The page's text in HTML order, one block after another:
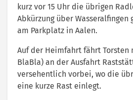
kurz vor 15 Uhr die übrigen
Abkürzung über Wasseralfingen
am Parkplatz in Aalen.
Auf der Heimfahrt fährt Torsten
BlaBla) an der Ausfahrt
versehentlich vorbei, wo die
eine kurze Rast einlegt.